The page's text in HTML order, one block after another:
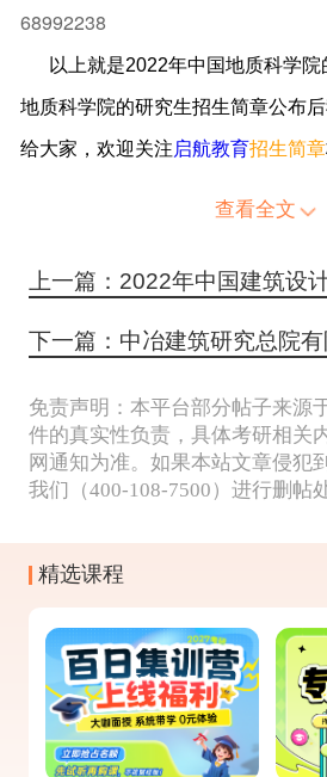
68992238
以上就是2022年中国地质科学院
地质科学院的研究生招生简章公布
给大家， 欢迎关注 启航教育招生简章
查看全文
免责声明：本平台部分帖子来源
件的真实性负责，具体考研相关
网通知为准。如果本站文章侵犯
我们（400-108-7500）进行删帖
精选课程